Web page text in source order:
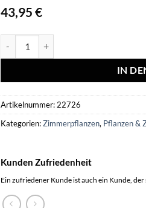
43,95€
IN
Artikelnummer: 22726
Kategorien:Zimmerpflanzen, Pflanzen &
Kunden Zufriedenheit
Ein zufriedener Kunde ist auch ein Kunde,